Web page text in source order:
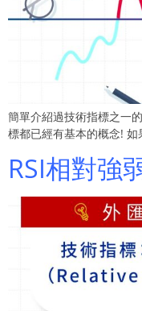
簡單介紹過技術指標之一
標都已經有基本的概念!
RSI相對強